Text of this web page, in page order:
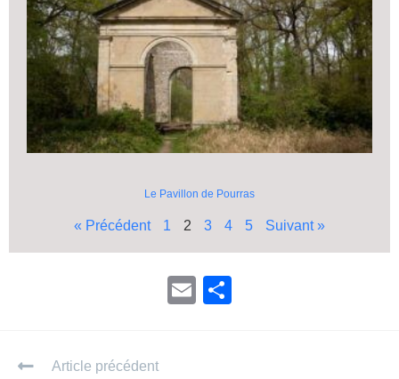
Le Pavillon de Pourras
« Précédent 1 2 3 4 5 Suivant »
E
Article précédent